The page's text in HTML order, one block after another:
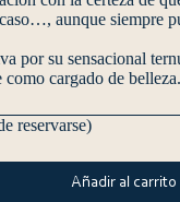
aunque siempre
por su sensacional
cargado de belleza.
reservarse)
Añadir al carrito